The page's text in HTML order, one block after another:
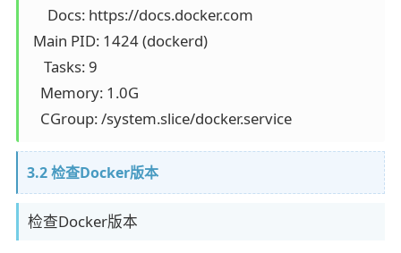
     Docs: https://docs.docker.com
Main PID: 1424 (dockerd)
    Tasks: 9
   Memory: 1.0G
   CGroup: /system.slice/docker.service
3.2 检查Docker版本
检查Docker版本